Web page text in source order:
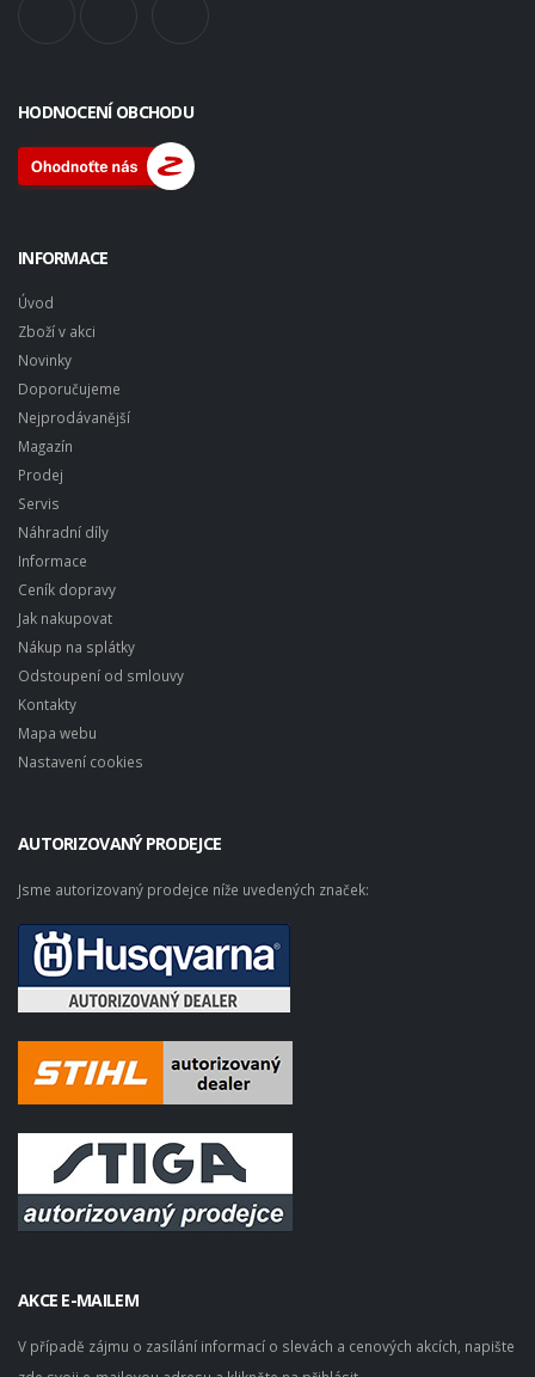
HODNOCENÍ OBCHODU
INFORMACE
Úvod
Zboží v akci
Novinky
Doporučujeme
Nejprodávanější
Magazín
Prodej
Servis
Náhradní díly
Informace
Ceník dopravy
Jak nakupovat
Nákup na splátky
Odstoupení od smlouvy
Kontakty
Mapa webu
Nastavení cookies
AUTORIZOVANÝ PRODEJCE
Jsme autorizovaný prodejce níže uvedených značek:
AKCE E-MAILEM
V případě zájmu o zasílání informací o slevách a cenových akcích, napište